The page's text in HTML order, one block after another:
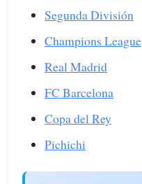
Segunda División
Champions League
Real Madrid
FC Barcelona
Copa del Rey
Pichichi